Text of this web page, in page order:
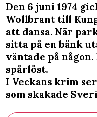
Den 6 juni 1974
Wollbrant till
att dansa. När
sitta på en bänk
väntade på
spårlöst.
I Veckans krim
som skakade